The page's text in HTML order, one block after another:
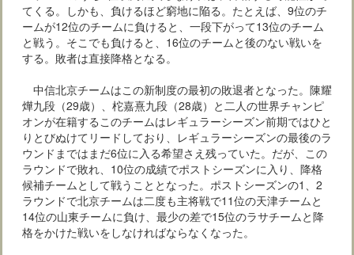
てくる。しかも、負けるほど窮地に陥る。たとえば、9位のチ
ームが12位のチームに負けると、一段下がって13位のチーム
と戦う。そこでも負けると、16位のチームと後のない戦いを
する。敗者は直接降格となる。
中信北京チームはこの新制度の最初の敗退者となった。陳耀
燁九段（29歳）、柁嘉熹九段（28歳）と二人の世界チャンピ
オンが在籍するこのチームはレギュラーシーズン前期ではひと
りとびぬけてリードしており、レギュラーシーズンの最後のラ
ウンドまではまだ6位に入る希望さえ残っていた。だが、この
ラウンドで敗れ、10位の成績でポストシーズンに入り、降格
候補チームとして戦うこととなった。ポストシーズンの1、2
ラウンドで北京チームは二度も主将戦で11位の天津チームと
14位の山東チームに負け、最少の差で15位のラサチームと降
格をかけた戦いをしなければならなくなった。